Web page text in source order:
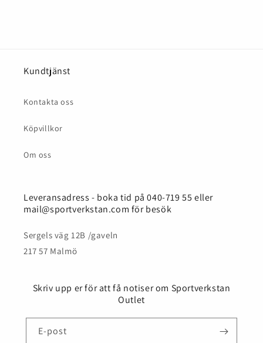
Kundtjänst
Kontakta oss
Köpvillkor
Om oss
Leveransadress - boka tid på 040-719 55 eller
mail@sportverkstan.com för besök
Sergels väg 12B /gaveln
217 57 Malmö
Skriv upp er för att få notiser om Sportverkstan
Outlet
E-post